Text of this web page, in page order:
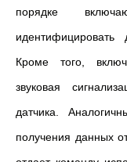
порядке
Кроме того,
звуковая
датчика.
получения данных